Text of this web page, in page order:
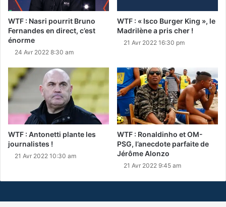
WTF : Nasri pourrit Bruno
Fernandes en direct, c’est
énorme
24 Avr 2022 8:30 am
WTF : « Isco Burger King », le
Madrilène a pris cher !
21 Avr 2022 16:30 pm
WTF : Antonetti plante les
journalistes !
21 Avr 2022 10:30 am
WTF : Ronaldinho et OM-
PSG, l’anecdote parfaite de
Jérôme Alonzo
21 Avr 2022 9:45 am